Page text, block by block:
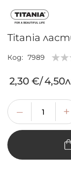
на
със
Titania
Код 7989
2,30 €/